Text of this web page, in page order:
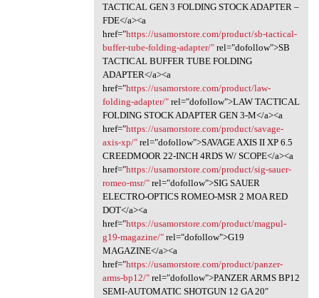
TACTICAL GEN 3 FOLDING STOCK ADAPTER –
FDE</a><a
href="https://usamorstore.com/product/sb-tactical-
buffer-tube-folding-adapter/"rel="dofollow">SB
TACTICAL BUFFER TUBE FOLDING
ADAPTER</a><a
href="https://usamorstore.com/product/law-
folding-adapter/"rel="dofollow">LAW TACTICAL
FOLDING STOCK ADAPTER GEN 3-M</a><a
href="https://usamorstore.com/product/savage-
axis-xp/"rel="dofollow">SAVAGE AXIS II XP 6.5
CREEDMOOR 22-INCH 4RDS W/ SCOPE</a><a
href="https://usamorstore.com/product/sig-sauer-
romeo-msr/"rel="dofollow">SIG SAUER
ELECTRO-OPTICS ROMEO-MSR 2 MOA RED
DOT</a><a
href="https://usamorstore.com/product/magpul-
g19-magazine/"rel="dofollow">G19
MAGAZINE</a><a
href="https://usamorstore.com/product/panzer-
arms-bp12/"rel="dofollow">PANZER ARMS BP12
SEMI-AUTOMATIC SHOTGUN 12 GA 20″